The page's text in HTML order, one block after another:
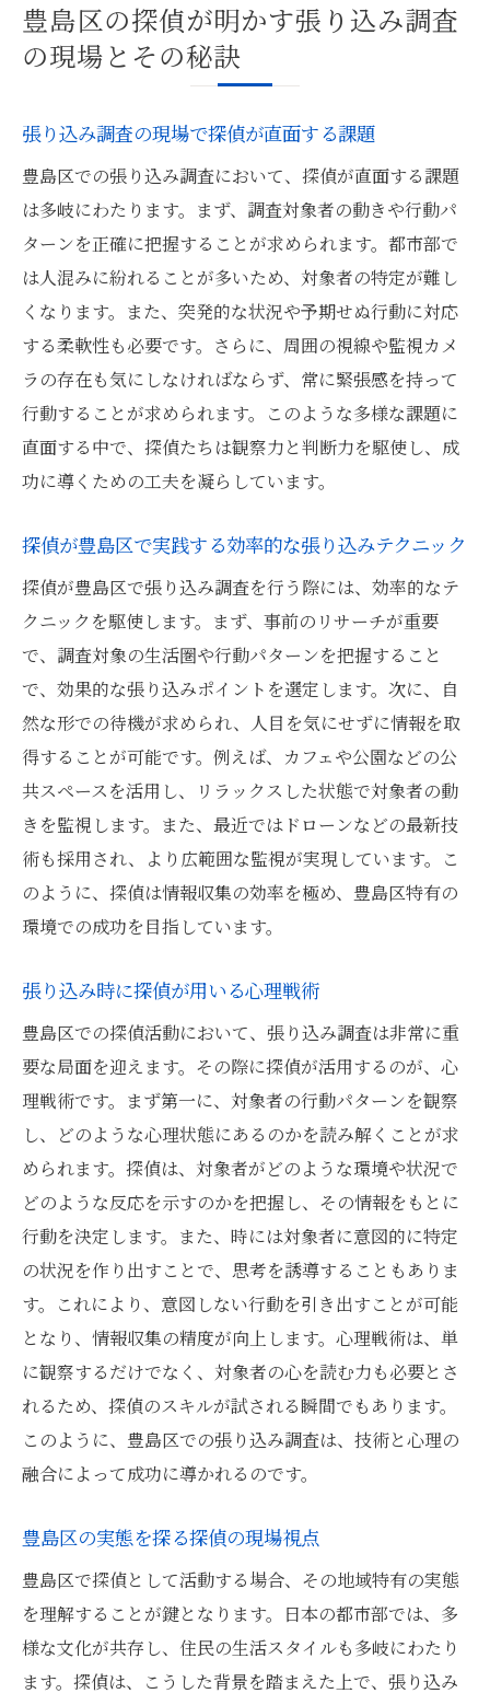
豊島区の探偵が明かす張り込み調査
の現場とその秘訣
張り込み調査の現場で探偵が直面する課題
豊島区での張り込み調査において、探偵が直面する課題
は多岐にわたります。まず、調査対象者の動きや行動パ
ターンを正確に把握することが求められます。都市部で
は人混みに紛れることが多いため、対象者の特定が難し
くなります。また、突発的な状況や予期せぬ行動に対応
する柔軟性も必要です。さらに、周囲の視線や監視カメ
ラの存在も気にしなければならず、常に緊張感を持って
行動することが求められます。このような多様な課題に
直面する中で、探偵たちは観察力と判断力を駆使し、成
功に導くための工夫を凝らしています。
探偵が豊島区で実践する効率的な張り込みテクニック
探偵が豊島区で張り込み調査を行う際には、効率的なテ
クニックを駆使します。まず、事前のリサーチが重要
で、調査対象の生活圏や行動パターンを把握すること
で、効果的な張り込みポイントを選定します。次に、自
然な形での待機が求められ、人目を気にせずに情報を取
得することが可能です。例えば、カフェや公園などの公
共スペースを活用し、リラックスした状態で対象者の動
きを監視します。また、最近ではドローンなどの最新技
術も採用され、より広範囲な監視が実現しています。こ
のように、探偵は情報収集の効率を極め、豊島区特有の
環境での成功を目指しています。
張り込み時に探偵が用いる心理戦術
豊島区での探偵活動において、張り込み調査は非常に重
要な局面を迎えます。その際に探偵が活用するのが、心
理戦術です。まず第一に、対象者の行動パターンを観察
し、どのような心理状態にあるのかを読み解くことが求
められます。探偵は、対象者がどのような環境や状況で
どのような反応を示すのかを把握し、その情報をもとに
行動を決定します。また、時には対象者に意図的に特定
の状況を作り出すことで、思考を誘導することもありま
す。これにより、意図しない行動を引き出すことが可能
となり、情報収集の精度が向上します。心理戦術は、単
に観察するだけでなく、対象者の心を読む力も必要とさ
れるため、探偵のスキルが試される瞬間でもあります。
このように、豊島区での張り込み調査は、技術と心理の
融合によって成功に導かれるのです。
豊島区の実態を探る探偵の現場視点
豊島区で探偵として活動する場合、その地域特有の実態
を理解することが鍵となります。日本の都市部では、多
様な文化が共存し、住民の生活スタイルも多岐にわたり
ます。探偵は、こうした背景を踏まえた上で、張り込み